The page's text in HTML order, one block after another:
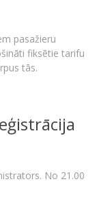
pasažieru
fiksētie tarifu
tās.
No 21.00